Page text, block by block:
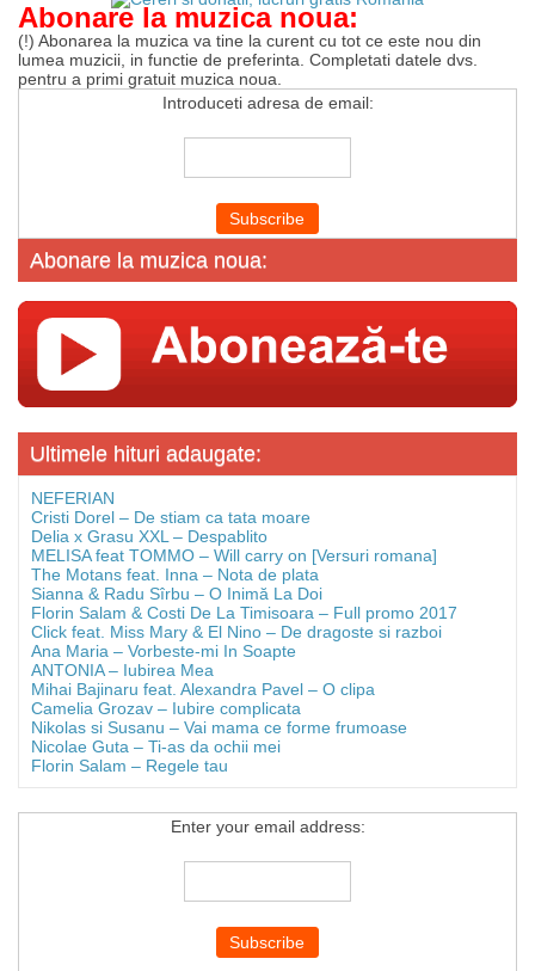
Abonare la muzica noua:
(!) Abonarea la muzica va tine la curent cu tot ce este nou din
lumea muzicii, in functie de preferinta. Completati datele dvs.
pentru a primi gratuit muzica noua.
Introduceti adresa de email:
Abonare la muzica noua:
Ultimele hituri adaugate:
NEFERIAN
Cristi Dorel – De stiam ca tata moare
Delia x Grasu XXL – Despablito
MELISA feat TOMMO – Will carry on [Versuri romana]
The Motans feat. Inna – Nota de plata
Sianna & Radu Sîrbu – O Inimă La Doi
Florin Salam & Costi De La Timisoara – Full promo 2017
Click feat. Miss Mary & El Nino – De dragoste si razboi
Ana Maria – Vorbeste-mi In Soapte
ANTONIA – Iubirea Mea
Mihai Bajinaru feat. Alexandra Pavel – O clipa
Camelia Grozav – Iubire complicata
Nikolas si Susanu – Vai mama ce forme frumoase
Nicolae Guta – Ti-as da ochii mei
Florin Salam – Regele tau
Enter your email address: